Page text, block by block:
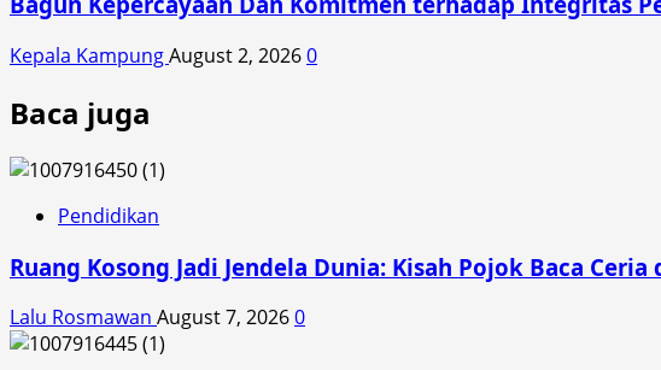
Kepala KampungAugust 2, 20260
Baca juga
Pendidikan
Ruang Kosong Jadi Jendela Dunia: Kisah Pojok Baca
Lalu Rosmawan August 7, 20260